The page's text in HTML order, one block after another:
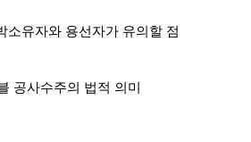
소유자와 용선자가 유의할 점
공사수주의 법적 의미